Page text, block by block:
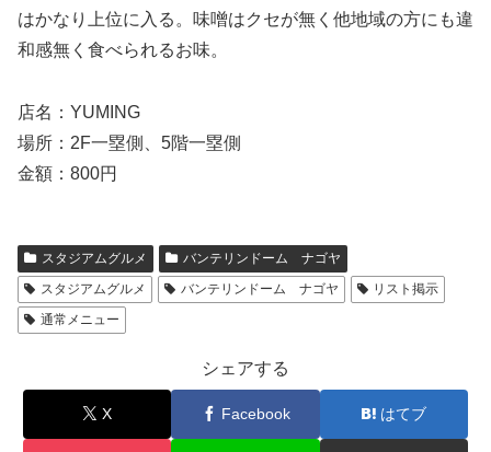
はかなり上位に入る。味噌はクセが無く他地域の方にも違
和感無く食べられるお味。
店名：YUMING
場所：2F一塁側、5階一塁側
金額：800円
スタジアムグルメ
バンテリンドーム ナゴヤ
スタジアムグルメ
バンテリンドーム ナゴヤ
リスト掲示
通常メニュー
シェアする
X Facebook はてブ